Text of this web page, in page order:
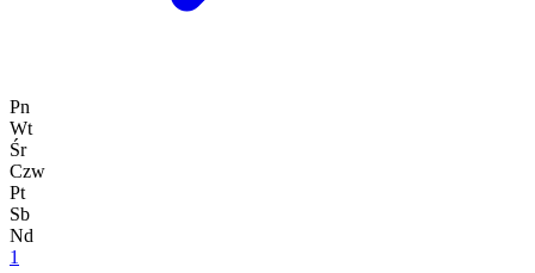
Pn
Wt
Śr
Czw
Pt
Sb
Nd
1